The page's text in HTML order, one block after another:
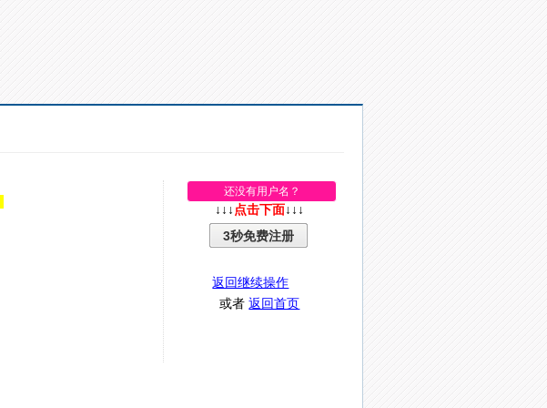
还没有用户名？
↓↓↓ 点击下面 ↓↓↓
3秒免费注册
返回继续操作
或者返回首页